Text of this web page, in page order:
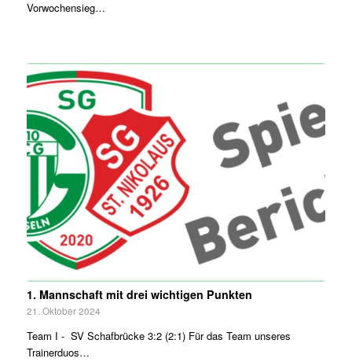
Vorwochensieg…
1. Mannschaft mit drei wichtigen Punkten
21. Oktober 2024
Team I - SV Schafbrücke 3:2 (2:1) Für das Team unseres
Trainerduos…